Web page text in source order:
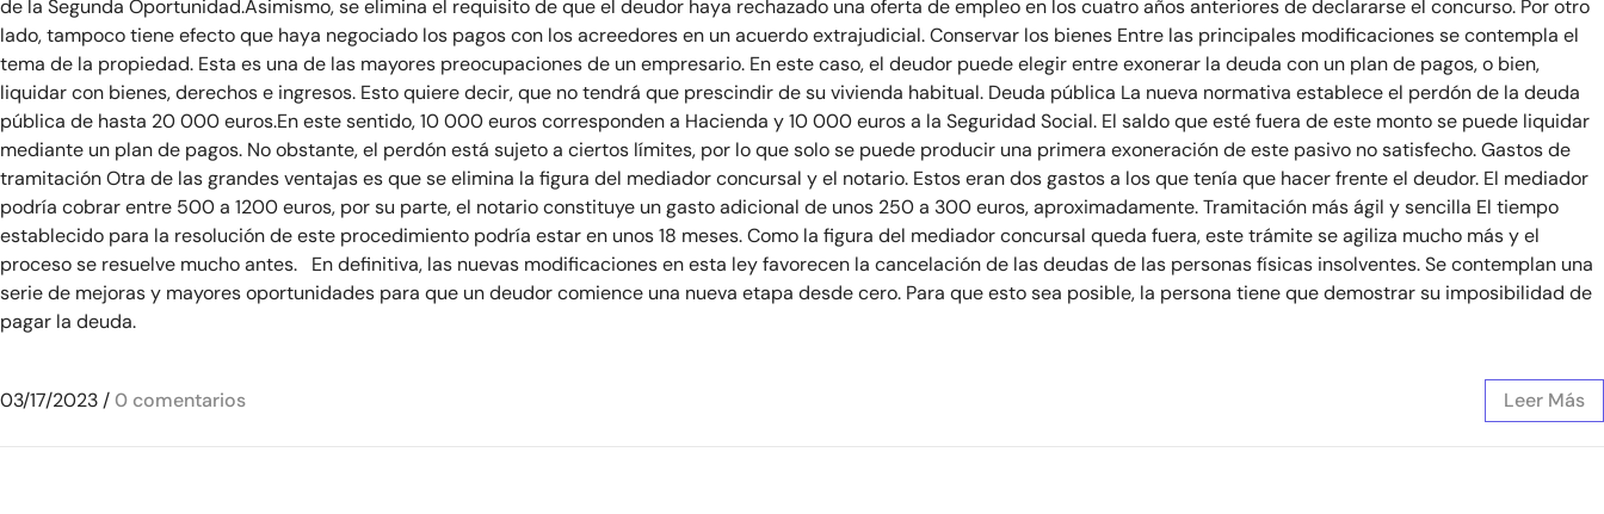
de la Segunda Oportunidad.Asimismo, se elimina el requisito de que el deudor haya rechazado una oferta de empleo en los cuatro años anteriores de declararse el concurso. Por otro
lado, tampoco tiene efecto que haya negociado los pagos con los acreedores en un acuerdo extrajudicial. Conservar los bienes Entre las principales modificaciones se contempla el
tema de la propiedad. Esta es una de las mayores preocupaciones de un empresario. En este caso, el deudor puede elegir entre exonerar la deuda con un plan de pagos, o bien,
liquidar con bienes, derechos e ingresos. Esto quiere decir, que no tendrá que prescindir de su vivienda habitual. Deuda pública La nueva normativa establece el perdón de la deuda
pública de hasta 20 000 euros.En este sentido, 10 000 euros corresponden a Hacienda y 10 000 euros a la Seguridad Social. El saldo que esté fuera de este monto se puede liquidar
mediante un plan de pagos. No obstante, el perdón está sujeto a ciertos límites, por lo que solo se puede producir una primera exoneración de este pasivo no satisfecho. Gastos de
tramitación Otra de las grandes ventajas es que se elimina la figura del mediador concursal y el notario. Estos eran dos gastos a los que tenía que hacer frente el deudor. El mediador
podría cobrar entre 500 a 1200 euros, por su parte, el notario constituye un gasto adicional de unos 250 a 300 euros, aproximadamente. Tramitación más ágil y sencilla El tiempo
establecido para la resolución de este procedimiento podría estar en unos 18 meses. Como la figura del mediador concursal queda fuera, este trámite se agiliza mucho más y el
proceso se resuelve mucho antes. En definitiva, las nuevas modificaciones en esta ley favorecen la cancelación de las deudas de las personas físicas insolventes. Se contemplan una
serie de mejoras y mayores oportunidades para que un deudor comience una nueva etapa desde cero. Para que esto sea posible, la persona tiene que demostrar su imposibilidad de
pagar la deuda.
03/17/2023 /0 comentarios Leer Más